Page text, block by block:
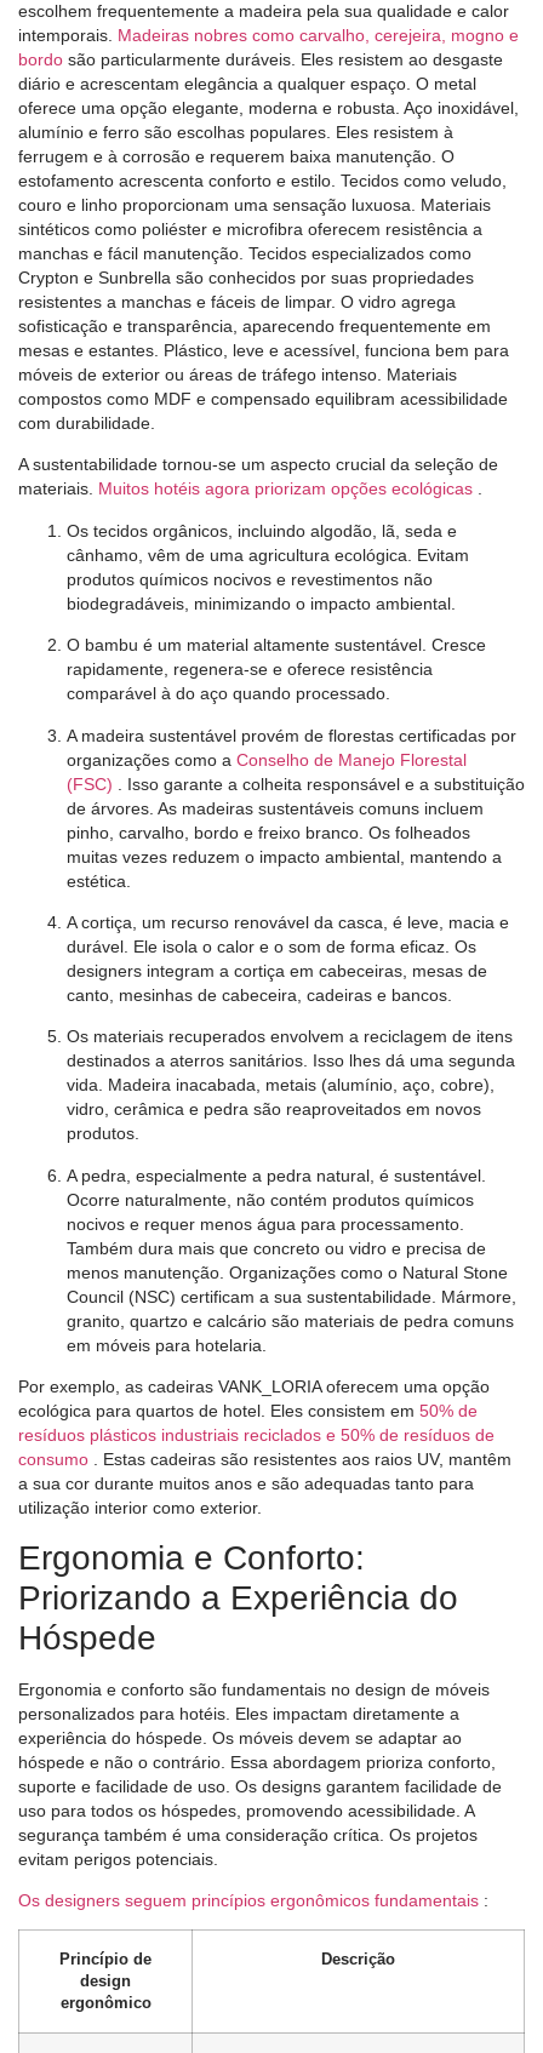
escolhem frequentemente a madeira pela sua qualidade e calor
intemporais. Madeiras nobres como carvalho, cerejeira, mogno e
bordo são particularmente duráveis. Eles resistem ao desgaste
diário e acrescentam elegância a qualquer espaço. O metal
oferece uma opção elegante, moderna e robusta. Aço inoxidável,
alumínio e ferro são escolhas populares. Eles resistem à
ferrugem e à corrosão e requerem baixa manutenção. O
estofamento acrescenta conforto e estilo. Tecidos como veludo,
couro e linho proporcionam uma sensação luxuosa. Materiais
sintéticos como poliéster e microfibra oferecem resistência a
manchas e fácil manutenção. Tecidos especializados como
Crypton e Sunbrella são conhecidos por suas propriedades
resistentes a manchas e fáceis de limpar. O vidro agrega
sofisticação e transparência, aparecendo frequentemente em
mesas e estantes. Plástico, leve e acessível, funciona bem para
móveis de exterior ou áreas de tráfego intenso. Materiais
compostos como MDF e compensado equilibram acessibilidade
com durabilidade.
A sustentabilidade tornou-se um aspecto crucial da seleção de
materiais. Muitos hotéis agora priorizam opções ecológicas .
Os tecidos orgânicos, incluindo algodão, lã, seda e
cânhamo, vêm de uma agricultura ecológica. Evitam
produtos químicos nocivos e revestimentos não
biodegradáveis, minimizando o impacto ambiental.
O bambu é um material altamente sustentável. Cresce
rapidamente, regenera-se e oferece resistência
comparável à do aço quando processado.
A madeira sustentável provém de florestas certificadas por
organizações como a Conselho de Manejo Florestal
(FSC)
. Isso garante a colheita responsável e a substituição
de árvores. As madeiras sustentáveis ​​comuns incluem
pinho, carvalho, bordo e freixo branco. Os folheados
muitas vezes reduzem o impacto ambiental, mantendo a
estética.
A cortiça, um recurso renovável da casca, é leve, macia e
durável. Ele isola o calor e o som de forma eficaz. Os
designers integram a cortiça em cabeceiras, mesas de
canto, mesinhas de cabeceira, cadeiras e bancos.
Os materiais recuperados envolvem a reciclagem de itens
destinados a aterros sanitários. Isso lhes dá uma segunda
vida. Madeira inacabada, metais (alumínio, aço, cobre),
vidro, cerâmica e pedra são reaproveitados em novos
produtos.
A pedra, especialmente a pedra natural, é sustentável.
Ocorre naturalmente, não contém produtos químicos
nocivos e requer menos água para processamento.
Também dura mais que concreto ou vidro e precisa de
menos manutenção. Organizações como o Natural Stone
Council (NSC) certificam a sua sustentabilidade. Mármore,
granito, quartzo e calcário são materiais de pedra comuns
em móveis para hotelaria.
Por exemplo, as cadeiras VANK_LORIA oferecem uma opção
ecológica para quartos de hotel. Eles consistem em 50% de
resíduos plásticos industriais reciclados e 50% de resíduos de
consumo
. Estas cadeiras são resistentes aos raios UV, mantêm
a sua cor durante muitos anos e são adequadas tanto para
utilização interior como exterior.
Ergonomia e Conforto:
Priorizando a Experiência do
Hóspede
Ergonomia e conforto são fundamentais no design de móveis
personalizados para hotéis. Eles impactam diretamente a
experiência do hóspede. Os móveis devem se adaptar ao
hóspede e não o contrário. Essa abordagem prioriza conforto,
suporte e facilidade de uso. Os designs garantem facilidade de
uso para todos os hóspedes, promovendo acessibilidade. A
segurança também é uma consideração crítica. Os projetos
evitam perigos potenciais.
Os designers seguem princípios ergonômicos fundamentais :
Princípio de
design
ergonômico
Descrição